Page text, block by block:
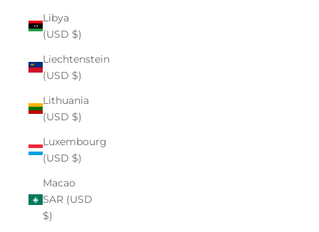
Libya
(USD $)
Liechtenstein
(USD $)
Lithuania
(USD $)
Luxembourg
(USD $)
Macao
SAR (USD
$)